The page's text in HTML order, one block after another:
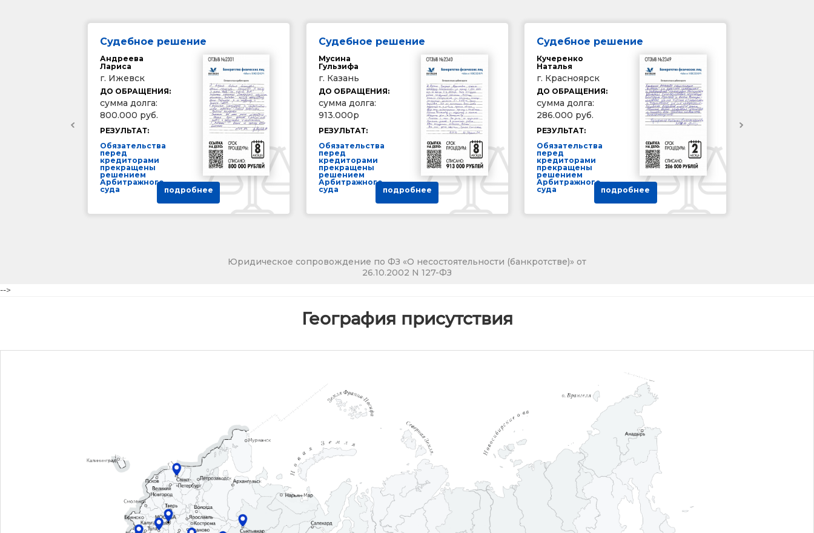
Судебное решение
Андреева
Лариса
г. Ижевск
ДО ОБРАЩЕНИЯ:
сумма долга:
800.000 руб.
РЕЗУЛЬТАТ:
Обязательства
перед
кредиторами
прекращены
решением
Арбитражного
суда
подробнее
Судебное решение
Мусина
Гульзифа
г. Казань
ДО ОБРАЩЕНИЯ:
сумма долга:
913.000р
РЕЗУЛЬТАТ:
Обязательства
перед
кредиторами
прекращены
решением
Арбитражного
суда
подробнее
Судебное решение
Кучеренко
Наталья
г. Красноярск
ДО ОБРАЩЕНИЯ:
сумма долга:
286.000 руб.
РЕЗУЛЬТАТ:
Обязательства
перед
кредиторами
прекращены
решением
Арбитражного
суда
подробнее
Юридическое сопровождение по ФЗ «О несостоятельности (банкротстве)» от
26.10.2002 N 127-ФЗ
-->
География присутствия